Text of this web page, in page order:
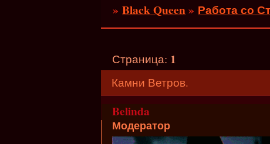
»Black Queen» Работа со
Камни Ветров.
Страница: 1
Belinda
Модератор